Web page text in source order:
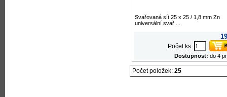
Svařovaná sít 25 x 25 / 1,8 mm Zn
universální svař ...
Počet ks:
Dostupnost: do 4
Počet položek: 25